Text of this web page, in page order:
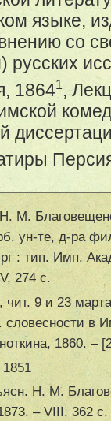
языке,
со
русских
18641,
М.
ун-те, д-ра
: тип. Имп.
274 с.
9 и 23
в
1860. –
Н. М.
– VIII, 362 с.